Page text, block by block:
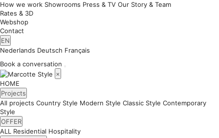
How we work Showrooms Press & TV Our Story & Team
Rates & 3D
Webshop
Contact
EN
Nederlands Deutsch Français
Book a conversation
×
HOME
Projects
All projects Country Style Modern Style Classic Style Contemporary
Style
OFFER
ALL Residential Hospitality